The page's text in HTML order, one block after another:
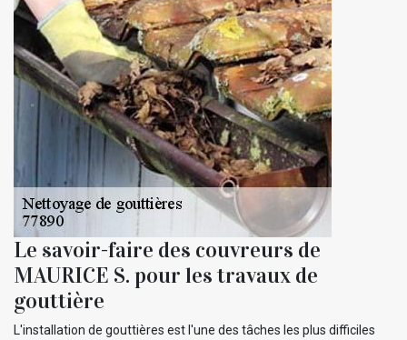
Le savoir-faire des couvreurs de
MAURICE S. pour les travaux de
gouttière
L'installation de gouttières est l'une des tâches les plus difficiles